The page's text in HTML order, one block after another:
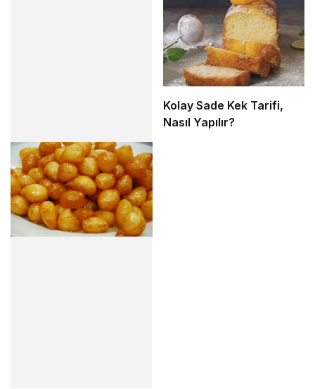
Kolay Sade Kek Tarifi,
Nasıl Yapılır?